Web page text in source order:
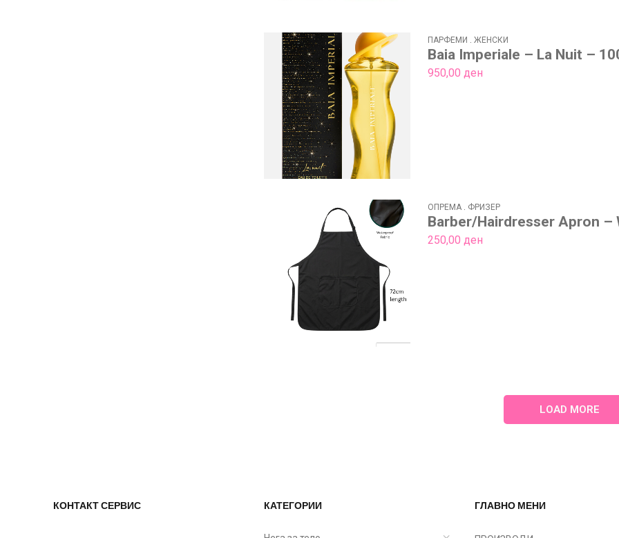
ПАРФЕМИ .ЖЕНСКИ
Baia Imperiale – La Nuit –
950,00ден
ОПРЕМА . ФРИЗЕР
Barber/Hairdresser Apron –
250,00ден
LOAD MORE
КОНТАКТ СЕРВИС КАТЕГОРИИ ГЛАВНО МЕНИ